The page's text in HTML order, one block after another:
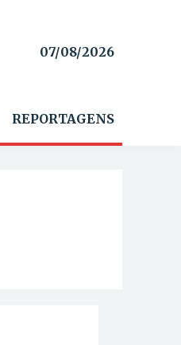
07/08/2026
REPORTAGENS